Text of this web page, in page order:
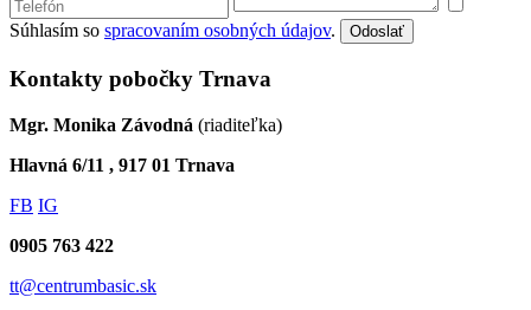
Súhlasím so spracovaním osobných údajov. Odoslať
Kontakty pobočky Trnava
Mgr. Monika Závodná (riaditeľka)
Hlavná 6/11 , 917 01 Trnava
FB IG
0905 763 422
tt@centrumbasic.sk